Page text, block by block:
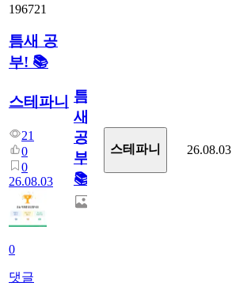
196721
틈새 공
부! 📚
스테파니
21
0
0
26.08.03
0
댓글
틈
새
공
부!
📚
스테파니 26.08.03